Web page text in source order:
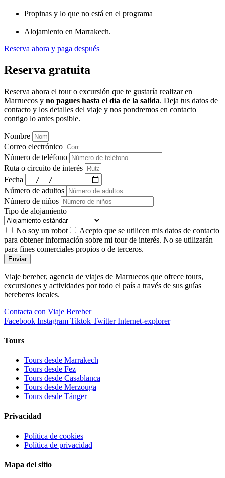
Propinas y lo que no está en el programa
Alojamiento en Marrakech.
Reserva ahora y paga después
Reserva gratuita
Reserva ahora el tour o excursión que te gustaría realizar en
Marruecos y no pagues hasta el día de la salida. Deja tus datos de
contacto y los detalles del viaje y nos pondremos en contacto
contigo lo antes posible.
Nombre
Correo electrónico
Número de teléfono
Ruta o circuito de interés
Fecha
Número de adultos
Número de niños
Tipo de alojamiento
No soy un robot
Acepto que se utilicen mis datos de contacto
para obtener información sobre mi tour de interés. No se utilizarán
para fines comerciales propios o de terceros.
Enviar
Viaje bereber, agencia de viajes de Marruecos que ofrece tours,
excursiones y actividades por todo el país a través de sus guías
bereberes locales.
Contacta con Viaje Bereber
Facebook Instagram Tiktok Twitter Internet-explorer
Tours
Tours desde Marrakech
Tours desde Fez
Tours desde Casablanca
Tours desde Merzouga
Tours desde Tánger
Privacidad
Política de cookies
Política de privacidad
Mapa del sitio